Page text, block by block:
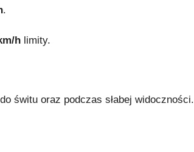
.
h limity.
świtu oraz podczas słabej widoczności.